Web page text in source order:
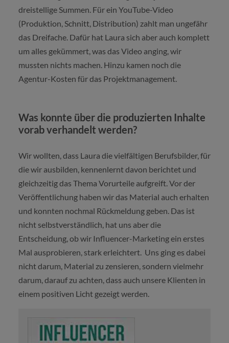
dreistellige Summen. Für ein YouTube-Video
(Produktion, Schnitt, Distribution) zahlt man ungefähr
das Dreifache. Dafür hat Laura sich aber auch komplett
um alles gekümmert, was das Video anging, wir
mussten nichts machen. Hinzu kamen noch die
Agentur-Kosten für das Projektmanagement.
Was konnte über die produzierten Inhalte
vorab verhandelt werden?
Wir wollten, dass Laura die vielfältigen Berufsbilder, für
die wir ausbilden, kennenlernt davon berichtet und
gleichzeitig das Thema Vorurteile aufgreift. Vor der
Veröffentlichung haben wir das Material auch erhalten
und konnten nochmal Rückmeldung geben. Das ist
nicht selbstverständlich, hat uns aber die
Entscheidung, ob wir Influencer-Marketing ein erstes
Mal ausprobieren, stark erleichtert. Uns ging es dabei
nicht darum, Material zu zensieren, sondern vielmehr
darum, darauf zu achten, dass auch unsere Klienten in
einem positiven Licht gezeigt werden.